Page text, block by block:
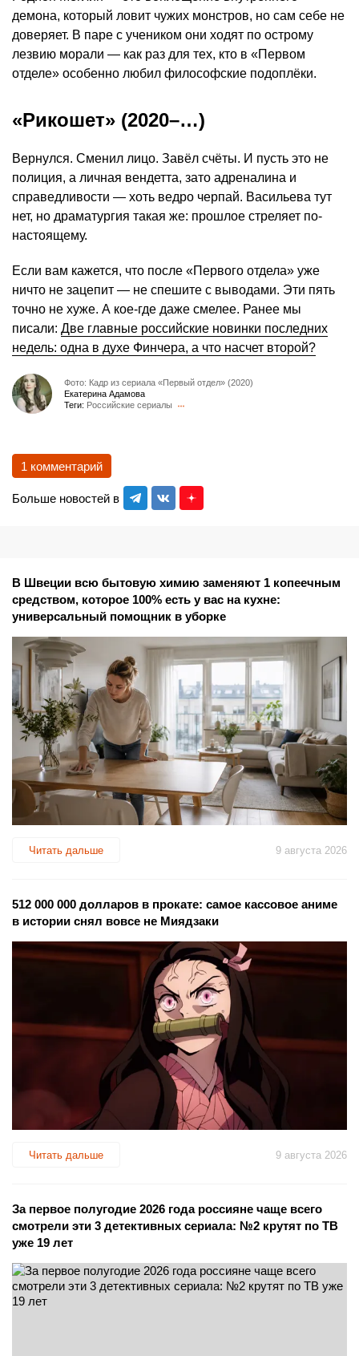
демона, который ловит чужих монстров, но сам себе не
доверяет. В паре с учеником они ходят по острому
лезвию морали — как раз для тех, кто в «Первом
отделе» особенно любил философские подоплёки.
«Рикошет» (2020–…)
Вернулся. Сменил лицо. Завёл счёты. И пусть это не
полиция, а личная вендетта, зато адреналина и
справедливости — хоть ведро черпай. Васильева тут
нет, но драматургия такая же: прошлое стреляет по-
настоящему.
Если вам кажется, что после «Первого отдела» уже
ничто не зацепит — не спешите с выводами. Эти пять
точно не хуже. А кое-где даже смелее. Ранее мы
писали: Две главные российские новинки последних
недель: одна в духе Финчера, а что насчет второй?
Фото: Кадр из сериала «Первый отдел» (2020)
Екатерина Адамова
Теги: Российские сериалы
Больше новостей в
1 комментарий
В Швеции всю бытовую химию заменяют 1 копеечным
средством, которое 100% есть у вас на кухне:
универсальный помощник в уборке
Читать дальше 9 августа 2026
512 000 000 долларов в прокате: самое кассовое аниме
в истории снял вовсе не Миядзаки
Читать дальше 9 августа 2026
За первое полугодие 2026 года россияне чаще всего
смотрели эти 3 детективных сериала: №2 крутят по ТВ
уже 19 лет